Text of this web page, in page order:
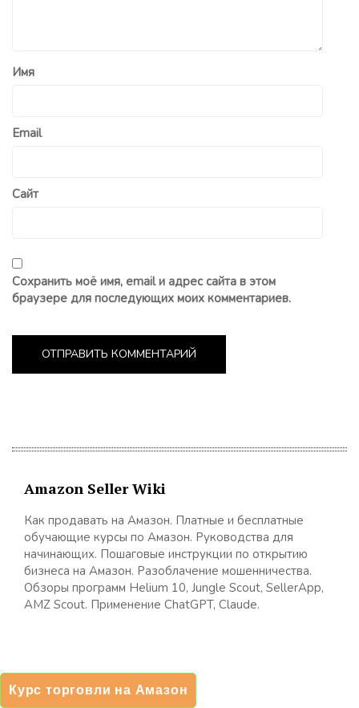
Имя
Email
Сайт
Сохранить моё имя, email и адрес сайта в этом
браузере для последующих моих комментариев.
Amazon Seller Wiki
Как продавать на Амазон. Платные и бесплатные
обучающие курсы по Амазон. Руководства для
начинающих. Пошаговые инструкции по открытию
бизнеса на Амазон. Разоблачение мошенничества.
Обзоры программ Helium 10, Jungle Scout, SellerApp,
AMZ Scout. Применение ChatGPT, Claude.
Последние посты
Курс торговли на Амазон